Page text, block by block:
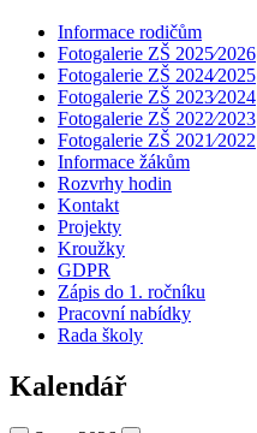
Informace rodičům
Fotogalerie ZŠ 2025⁄2026
Fotogalerie ZŠ 2024⁄2025
Fotogalerie ZŠ 2023⁄2024
Fotogalerie ZŠ 2022⁄2023
Fotogalerie ZŠ 2021⁄2022
Informace žákům
Rozvrhy hodin
Kontakt
Projekty
Kroužky
GDPR
Zápis do 1. ročníku
Pracovní nabídky
Rada školy
Kalendář